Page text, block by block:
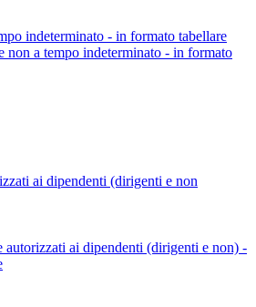
indeterminato - in formato tabellare
non a tempo indeterminato - in formato
ai dipendenti (dirigenti e non
autorizzati ai dipendenti (dirigenti e non) -